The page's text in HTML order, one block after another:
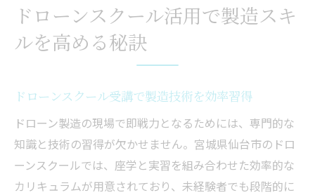
ドローンスクール活用で製造スキ
ルを高める秘訣
ドローンスクール受講で製造技術を効率習得
ドローン製造の現場で即戦力となるためには、専門的な
知識と技術の習得が欠かせません。宮城県仙台市のドロ
ーンスクールでは、座学と実習を組み合わせた効率的な
カリキュラムが用意されており、未経験者でも段階的に